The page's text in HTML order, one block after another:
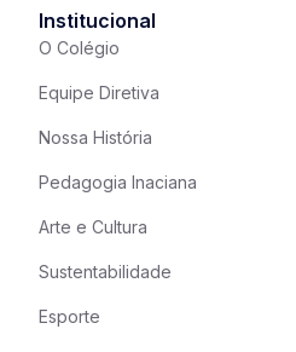
Institucional
O Colégio
Equipe Diretiva
Nossa História
Pedagogia Inaciana
Arte e Cultura
Sustentabilidade
Esporte